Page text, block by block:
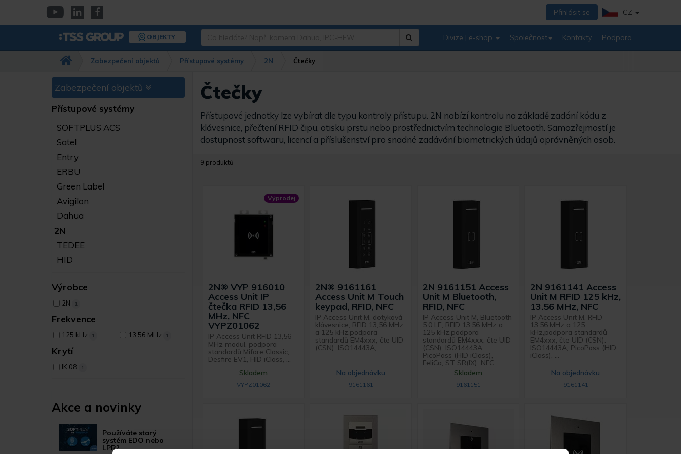
YouTubeLinkedinFacebook
Přihlásit se CZ
OBJEKTY
Co
Např.
kamera
IPC-
HFW…
Divize | e-shop Společnost Kontakty Podpora
Zabezpečení objektů Přístupové systémy 2N Čtečky
Zabezpečení objektů
Přístupové systémy
SOFTPLUS ACS
Satel
Entry
ERBU
Green Label
Avigilon
Dahua
2N
TEDEE
HID
Výrobce
2N 1
Frekvence
125 kHz 1 13,56 MHz 1
Krytí
IK 08 1
Akce a novinky
Používáte starý
systém EDO nebo
LPR?
Čtečky
Přístupové jednotky lze vybírat dle typu kontroly přístupu. 2N nabízí kontrolu na základě zadání kódu z
klávesnice, přečtení RFID čipu, otisku prstu nebo prostřednictvím technologie Bluetooth. Samozřejmostí je
dostupnost softwaru, licencí a příslušenství pro snadné zadávání biometrických údajů oprávněných osob.
9 produktů
Výprodej
2N® VYP 916010
Access Unit IP
čtečka RFID 13,56
MHz, NFC
VYPZ01062
IP Access Unit RFID 13,56
MHz modul, podpora
standardů Mifare Classic,
Desfire EV1, HID iClass, ...
Skladem
VYPZ01062
2N® 9161161
Access Unit M Touch
keypad, RFID, NFC
IP Access Unit M, dotyková
klávesnice, RFID 13,56 MHz
a 125 kHz,podpora
standardů EM4xxx, čte UID
(CSN): ISO14443A, ...
Na objednávku
9161161
2N 9161151 Access
Unit M Bluetooth,
RFID, NFC
IP Access Unit M, Bluetooth
5.0 LE, RFID 13,56 MHz a
125 kHz,podpora
standardů EM4xxx, čte UID
(CSN): ISO14443A,
PicoPass (HID iClass),
FeliCa, ST SR(IX), NFC ...
Skladem
9161151
2N 9161141 Access
Unit M RFID 125 kHz,
13.56 MHz, NFC
IP Access Unit M, RFID
13,56 MHz a 125
kHz,podpora standardů
EM4xxx, čte UID (CSN):
ISO14443A, PicoPass (HID
iClass), ...
Na objednávku
9161141